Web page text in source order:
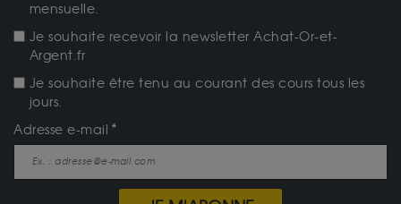
mensuelle.
Je souhaite recevoir la newsletter Achat-Or-et-
Argent.fr
Je souhaite être tenu au courant des cours tous les
jours.
Adresse e-mail